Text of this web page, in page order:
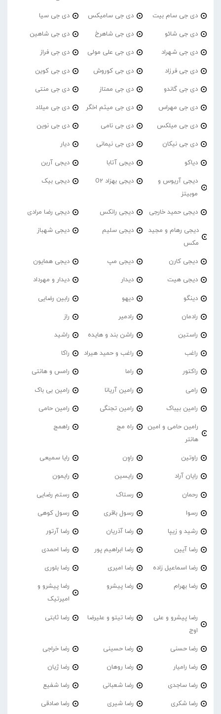
دی جی سام بیت دی جی سامیکس دی جی سیا
دی جی شائو دی جی شاهرخ دی جی شاهین
دی جی شهراد دی جی علی مولی دی جی فراز
دی جی فرزاد دی جی کوروش دی جی کوین
دی جی گاندو دی جی ممتاز دی جی منتی
دی جی مهراس دی جی میثم اخگر دی جی میلاد
دی جی میلکس دی جی نامی دی جی نوین
دی جی نیکان دی جی نیمانی دیار
دیاکو دیجی آتابا دیجی آربن
دیجی آریوس و
موبیتز
دیجی بهزاد O2 دیجی بیک
دیجی حمید خارجی دیجی رانکس دیجی رضا مرادی
دیجی رهام و مجید
مکس
دیجی سلیم دیجی شهباز
دیجی کارن دیجی مپ دیجی همایون
دیجی هیت دیدار دیدار و مهرداد
دینگو دیهو رابین رضایی
رادمان رادمیر راز
راستین راشن بند و هایده راشید
راغب راغب و حمید هیراد راکا
راکتور راما رامس و هانتی
رامی رامین آریانا رامین بی باک
رامین بیباک رامین تجنگی رامین حامی
رامین حامی و امین
هانتر
راه مج راهمج
راوتین راوِن رایا سمیعی
رایان آراد رایسین رایمون
رحمان رستاک رستم رضایی
رسوا رسول باقری رسول کوهی
رشید و زیپا رضا آذریان رضا آرتور
رضا آیین رضا ابراهیم پور رضا احمدی
رضا اسماعیل زاده رضا امیری رضا بلوری
رضا بهرام رضا پیشرو
رضا پیشرو و
امیرتیک
رضا پیشرو و علی
اوج
رضا تیتو و علیرضا رضا ثابتی
رضا حسنی رضا حسینی رضا خراجی
رضا رامیار رضا روهان رضا ژیان
رضا ساجدی رضا شعبانی رضا شفیع
رضا شکری رضا شیری رضا صادقی